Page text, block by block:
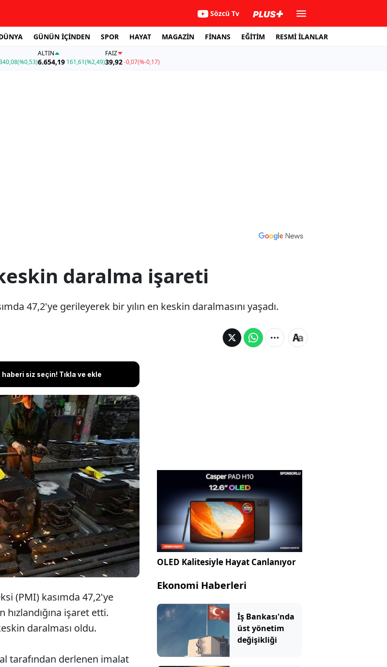
Sözcü Tv
GÜNÜN İÇİNDEN SPOR HAYAT MAGAZİN FİNANS EĞİTİM RESMİ İLANLAR
(%0,53)
ALTIN
6.654,19 161,61(%2,49)
FAİZ
39,92-0,07(%-0,17)
daralma işareti
47,2'ye gerileyerek bir yılın en keskin daralmasını yaşadı.
haberi siz seçin! Tıkla ve ekle
değerini alan imalat PMI, kasımda
bir yılın en keskin
yaşadı.
(PMI) kasımda 47,2'ye
işaret etti.
daralması oldu.
tarafından derlenen imalat
OLED Kalitesiyle Hayat Canlanıyor
Ekonomi Haberleri
İş Bankası'nda
üst yönetim
değişikliği